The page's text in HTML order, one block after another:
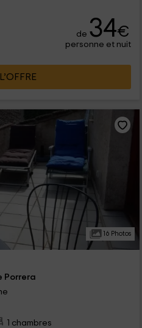
de 34€
personne et nuit
16 Photos
Porrera
1 chambres